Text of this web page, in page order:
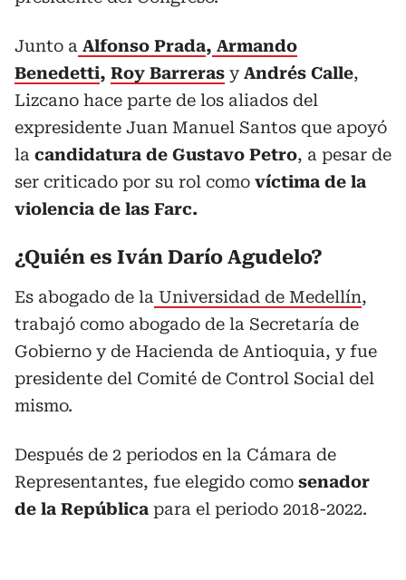
Junto a Alfonso Prada, Armando
Benedetti, Roy Barreras yAndrés Calle,
Lizcano hace parte de los aliados del
expresidente Juan Manuel Santos que apoyó
la candidatura de Gustavo Petro, a pesar de
ser criticado por su rol como víctima de la
violencia de las Farc.
¿Quién es Iván Darío Agudelo?
Es abogado de la Universidad de Medellín,
trabajó como abogado de la Secretaría de
Gobierno y de Hacienda de Antioquia, y fue
presidente del Comité de Control Social del
mismo.
Después de 2 periodos en la Cámara de
Representantes, fue elegido como senador
de la República para el periodo 2018-2022.